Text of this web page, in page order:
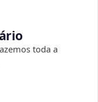
toda a